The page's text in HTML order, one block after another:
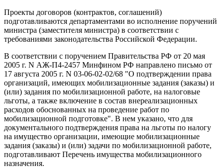
Проекты договоров (контрактов, соглашений)
подготавливаются департаментами во исполнение поручений
министра (заместителя министра) в соответствии с
требованиями законодательства Российской Федерации.
В соответствии с поручением Правительства РФ от 20 мая
2005 г. N АЖ-П4-2457 Минфином РФ направлено письмо от
17 августа 2005 г. N 03-06-02-02/68 "О подтверждении права
организаций, имеющих мобилизационные задания (заказы) и
(или) задания по мобилизационной работе, на налоговые
льготы, а также включение в состав внереализационных
расходов обоснованных на проведение работ по
мобилизационной подготовке". В нем указано, что для
документального подтверждения права на льготы по налогу
на имущество организации, имеющие мобилизационные
задания (заказы) и (или) задачи по мобилизационной работе,
подготавливают Перечень имущества мобилизационного
назначения.